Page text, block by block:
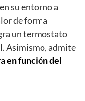
su entorno a
de forma
un termostato
Asimismo, admite
en función del